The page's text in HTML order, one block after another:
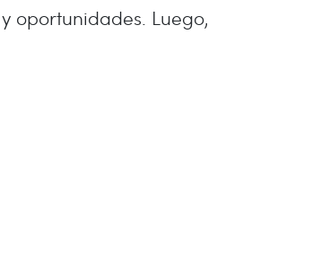
oportunidades. Luego,